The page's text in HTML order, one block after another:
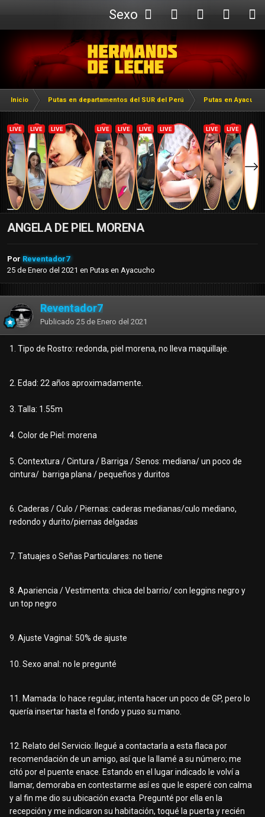
Sexo
Webcam
Inicio Putas en departamentos del SUR del Perú Putas en
ANGELA DE PIEL MORENA
Por Reventador7
25 de Enero del 2021 en Putas en Ayacucho
Reventador7
Publicado 25 de Enero del 2021
1. Tipo de Rostro: redonda, piel morena, no lleva maquillaje.
2. Edad: 22 años aproximadamente.
3. Talla: 1.55m
4. Color de Piel: morena
5. Contextura / Cintura / Barriga / Senos: mediana/ un poco de
cintura/ barriga plana / pequeños y duritos
6. Caderas / Culo / Piernas: caderas medianas/culo mediano,
redondo y durito/piernas delgadas
7. Tatuajes o Señas Particulares: no tiene
8. Apariencia / Vestimenta: chica del barrio/ con leggins negro y
un top negro
9. Ajuste Vaginal: 50% de ajuste
10. Sexo anal: no le pregunté
11. Mamada: lo hace regular, intenta hacer un poco de GP, pero lo
quería insertar hasta el fondo y puso su mano.
12. Relato del Servicio: llegué a contactarla a esta flaca por
recomendación de un amigo, así que la llamé a su número; me
citó por el puente enace. Estando en el lugar indicado le volví a
llamar, demoraba en contestarme así es que le esperé con calma
y al fin me dio su ubicación exacta. Pregunté por ella en la
recepción y me indicaron su habitación, toqué la puerta y recién